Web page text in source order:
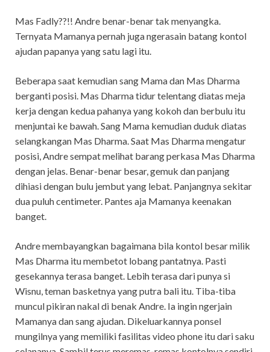
Mas Fadly??!! Andre benar-benar tak menyangka.
Ternyata Mamanya pernah juga ngerasain batang kontol
ajudan papanya yang satu lagi itu.
Beberapa saat kemudian sang Mama dan Mas Dharma
berganti posisi. Mas Dharma tidur telentang diatas meja
kerja dengan kedua pahanya yang kokoh dan berbulu itu
menjuntai ke bawah. Sang Mama kemudian duduk diatas
selangkangan Mas Dharma. Saat Mas Dharma mengatur
posisi, Andre sempat melihat barang perkasa Mas Dharma
dengan jelas. Benar-benar besar, gemuk dan panjang
dihiasi dengan bulu jembut yang lebat. Panjangnya sekitar
dua puluh centimeter. Pantes aja Mamanya keenakan
banget.
Andre membayangkan bagaimana bila kontol besar milik
Mas Dharma itu membetot lobang pantatnya. Pasti
gesekannya terasa banget. Lebih terasa dari punya si
Wisnu, teman basketnya yang putra bali itu. Tiba-tiba
muncul pikiran nakal di benak Andre. Ia ingin ngerjain
Mamanya dan sang ajudan. Dikeluarkannya ponsel
mungilnya yang memiliki fasilitas video phone itu dari saku